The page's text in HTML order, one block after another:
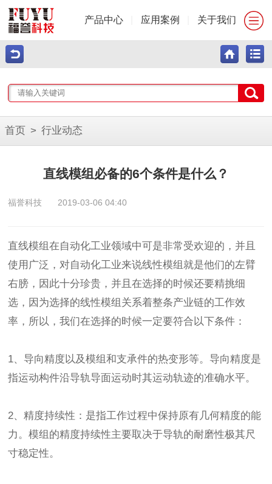
产品中心 应用案例 关于我们
首页 > 行业动态
直线模组必备的6个条件是什么？
福誉科技 2019-03-06 04:40
直线模组在自动化工业领域中可是非常受欢迎的，并且
使用广泛，对自动化工业来说线性模组就是他们的左臂
右膀，因此十分珍贵，并且在选择的时候还要精挑细
选，因为选择的线性模组关系着整条产业链的工作效
率，所以，我们在选择的时候一定要符合以下条件：
1、导向精度以及模组和支承件的热变形等。导向精度是
指运动构件沿导轨导面运动时其运动轨迹的准确水平。
2、精度持续性：是指工作过程中保持原有几何精度的能
力。模组的精度持续性主要取决于导轨的耐磨性极其尺
寸稳定性。